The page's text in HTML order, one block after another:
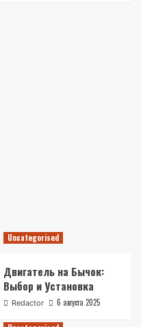
Uncategorised
Двигатель на Бычок:
Выбор и Установка
Redactor 6 августа 2025